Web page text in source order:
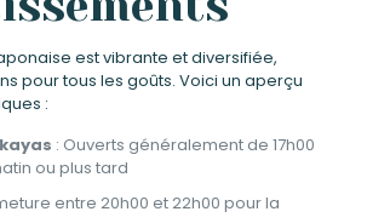
est vibrante et diversifiée,
pour tous les goûts. Voici un aperçu
:
: Ouverts généralement de 17h00
ou plus tard
entre 20h00 et 22h00 pour la